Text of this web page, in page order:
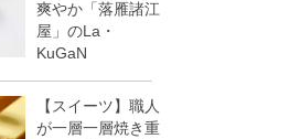
爽やか「落雁諸江
屋」のLa・
KuGaN
【スイーツ】職人
が一層一層焼き重